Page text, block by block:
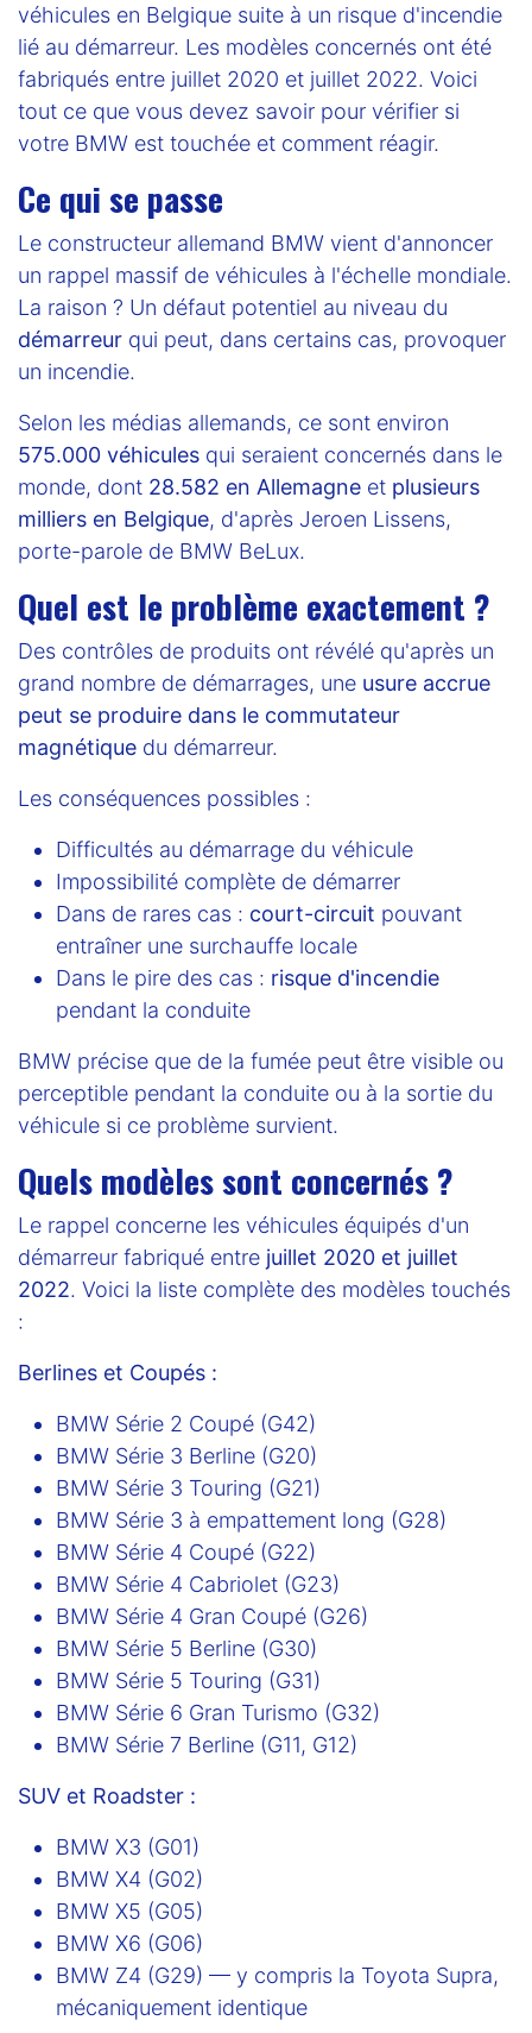
véhicules en Belgique suite à un risque d'incendie
lié au démarreur. Les modèles concernés ont été
fabriqués entre juillet 2020 et juillet 2022. Voici
tout ce que vous devez savoir pour vérifier si
votre BMW est touchée et comment réagir.
Ce qui se passe
Le constructeur allemand BMW vient d'annoncer
un rappel massif de véhicules à l'échelle mondiale.
La raison ? Un défaut potentiel au niveau du
démarreur qui peut, dans certains cas, provoquer
un incendie.
Selon les médias allemands, ce sont environ
575.000 véhicules qui seraient concernés dans le
monde, dont 28.582 en Allemagne et plusieurs
milliers en Belgique, d'après Jeroen Lissens,
porte-parole de BMW BeLux.
Quel est le problème exactement ?
Des contrôles de produits ont révélé qu'après un
grand nombre de démarrages, une usure accrue
peut se produire dans le commutateur
magnétique du démarreur.
Les conséquences possibles :
Difficultés au démarrage du véhicule
Impossibilité complète de démarrer
Dans de rares cas : court-circuit pouvant
entraîner une surchauffe locale
Dans le pire des cas : risque d'incendie
pendant la conduite
BMW précise que de la fumée peut être visible ou
perceptible pendant la conduite ou à la sortie du
véhicule si ce problème survient.
Quels modèles sont concernés ?
Le rappel concerne les véhicules équipés d'un
démarreur fabriqué entre juillet 2020 et juillet
2022. Voici la liste complète des modèles touchés
:
Berlines et Coupés :
BMW Série 2 Coupé (G42)
BMW Série 3 Berline (G20)
BMW Série 3 Touring (G21)
BMW Série 3 à empattement long (G28)
BMW Série 4 Coupé (G22)
BMW Série 4 Cabriolet (G23)
BMW Série 4 Gran Coupé (G26)
BMW Série 5 Berline (G30)
BMW Série 5 Touring (G31)
BMW Série 6 Gran Turismo (G32)
BMW Série 7 Berline (G11, G12)
SUV et Roadster :
BMW X3 (G01)
BMW X4 (G02)
BMW X5 (G05)
BMW X6 (G06)
BMW Z4 (G29) — y compris la Toyota Supra,
mécaniquement identique